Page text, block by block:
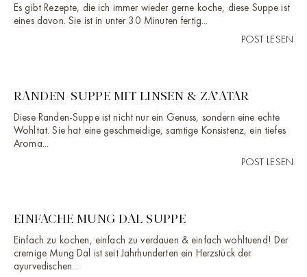
Es gibt Rezepte, die ich immer wieder gerne koche, diese Suppe ist
eines davon. Sie ist in unter 30 Minuten fertig...
POST LESEN
RANDEN-SUPPE MIT LINSEN & ZA’ATAR
Diese Randen-Suppe ist nicht nur ein Genuss, sondern eine echte
Wohltat. Sie hat eine geschmeidige, samtige Konsistenz, ein tiefes
Aroma...
POST LESEN
EINFACHE MUNG DAL SUPPE
Einfach zu kochen, einfach zu verdauen & einfach wohltuend! Der
cremige Mung Dal ist seit Jahrhunderten ein Herzstück der
ayurvedischen...